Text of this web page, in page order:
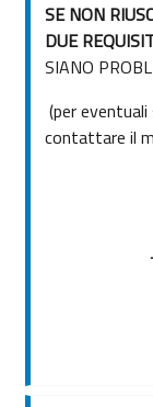
SE NON
DUE
SIANO
(per
contattare il